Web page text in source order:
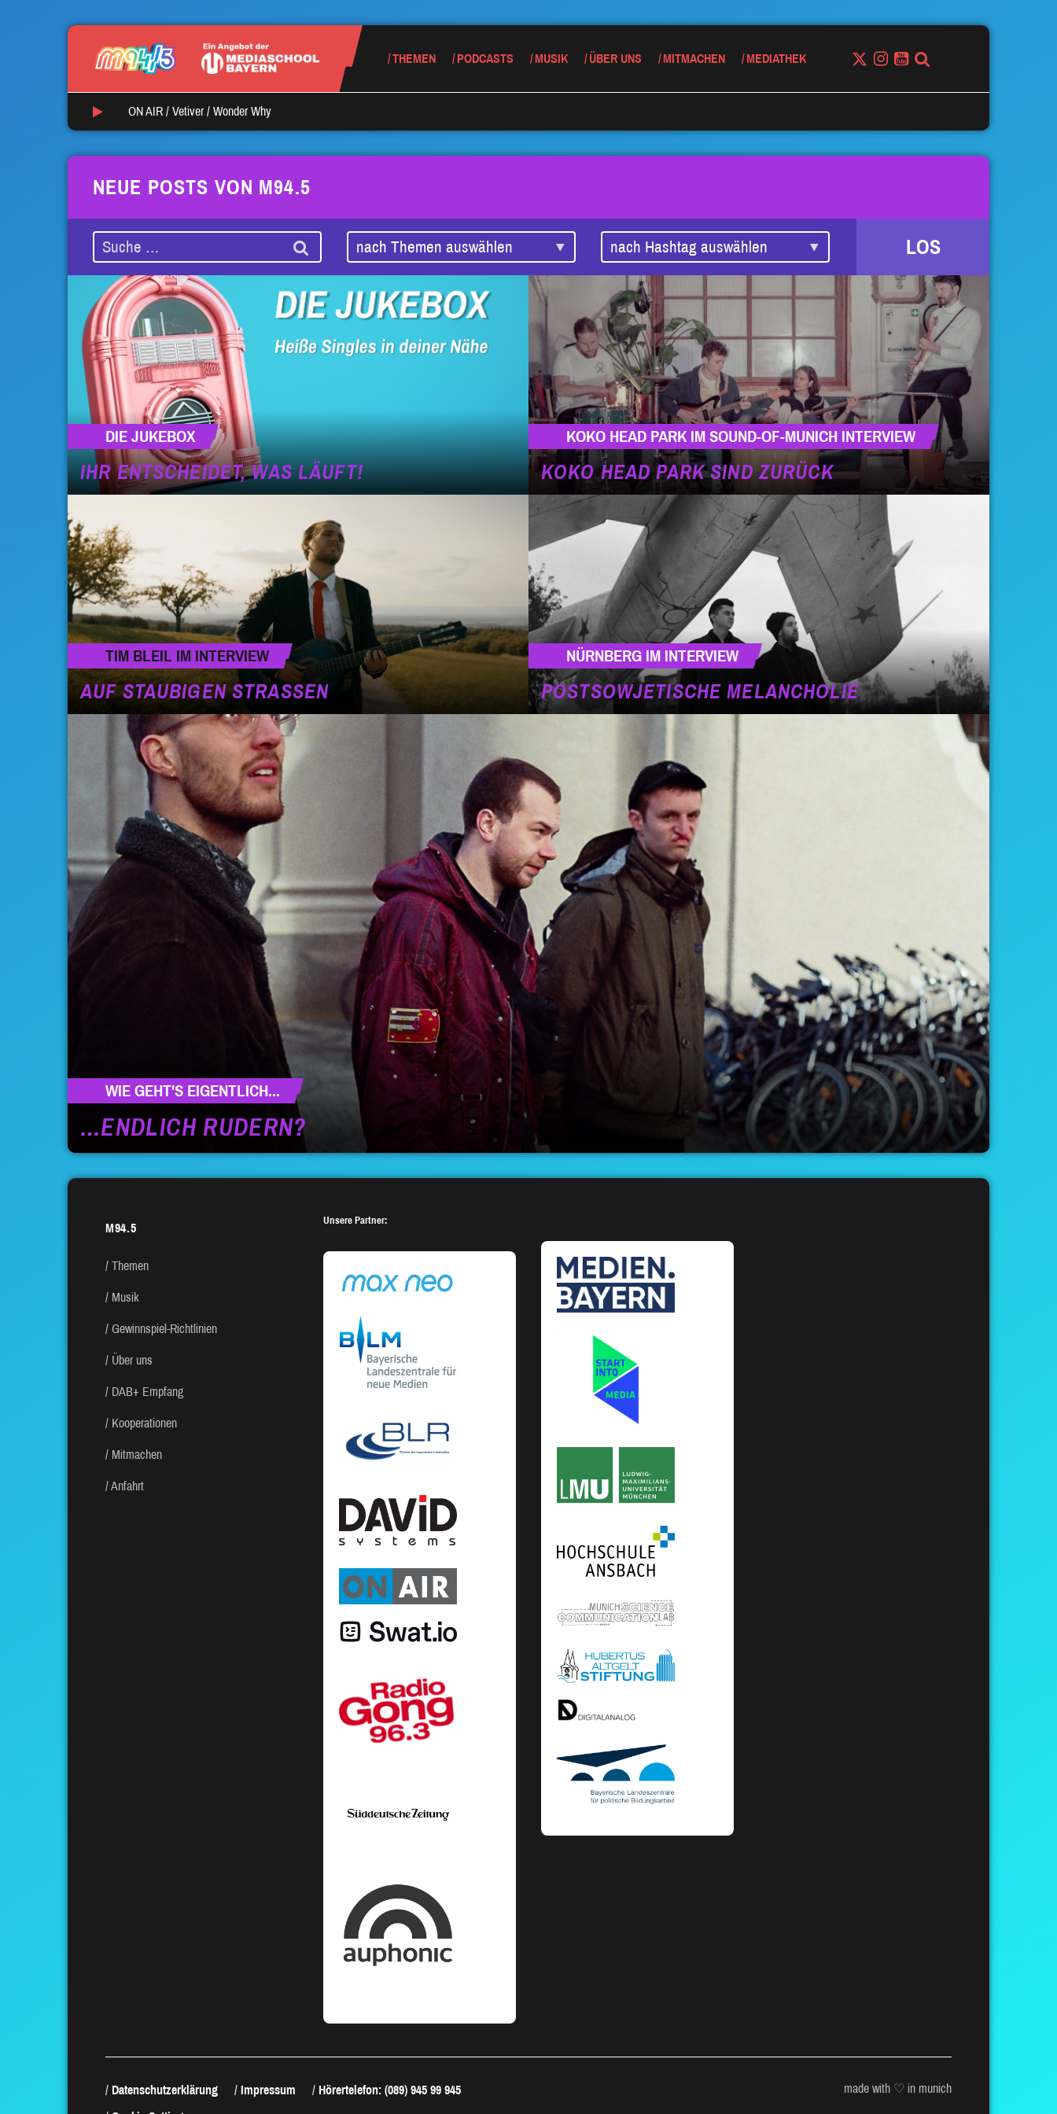
THEMEN PODCASTS MUSIK ÜBER UNS MITMACHEN MEDIATHEK
ON AIR / Vetiver/ Wonder Why
NEUE POSTS VON M94.5
LOS
DIE JUKEBOX
IHR ENTSCHEIDET, WAS LÄUFT!
KOKO HEAD PARK IM SOUND-OF-MUNICH INTERVIEW
KOKO HEAD PARK SIND ZURÜCK
TIM BLEIL IM INTERVIEW
AUF STAUBIGEN STRASSEN
NÜRNBERG IM INTERVIEW
POSTSOWJETISCHE MELANCHOLIE
WIE GEHT'S EIGENTLICH...
…ENDLICH RUDERN?
M94.5
Themen
Musik
Gewinnspiel-Richtlinien
Über uns
DAB+ Empfang
Kooperationen
Mitmachen
Anfahrt
Unsere Partner:
Datenschutzerklärung Impressum
Hörertelefon: (089) 945 99 945
made with ♡ in munich